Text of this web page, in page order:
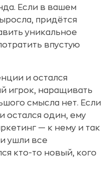
Если в вашем
придётся
уникальное
впустую
и остался
игрок, наращивать
смысла нет. Если
остался один, ему
— к нему и так
ушли все
кто-то новый, кого